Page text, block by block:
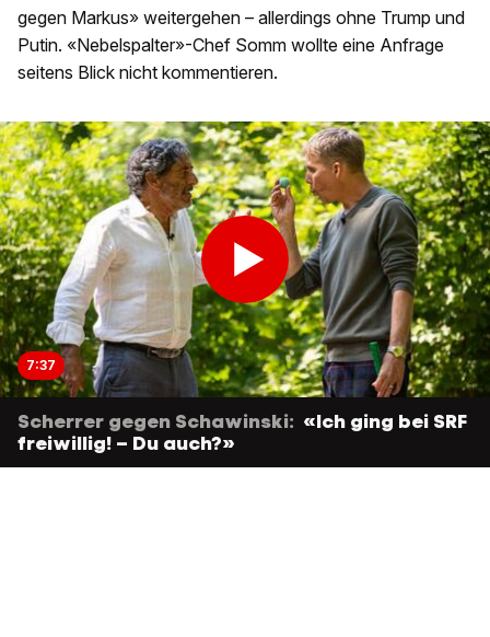
gegen Markus» weitergehen – allerdings ohne Trump und
Putin. «Nebelspalter»-Chef Somm wollte eine Anfrage
seitens Blick nicht kommentieren.
7:37
Scherrer gegen Schawinski: «Ich ging bei SRF
freiwillig! – Du auch?»